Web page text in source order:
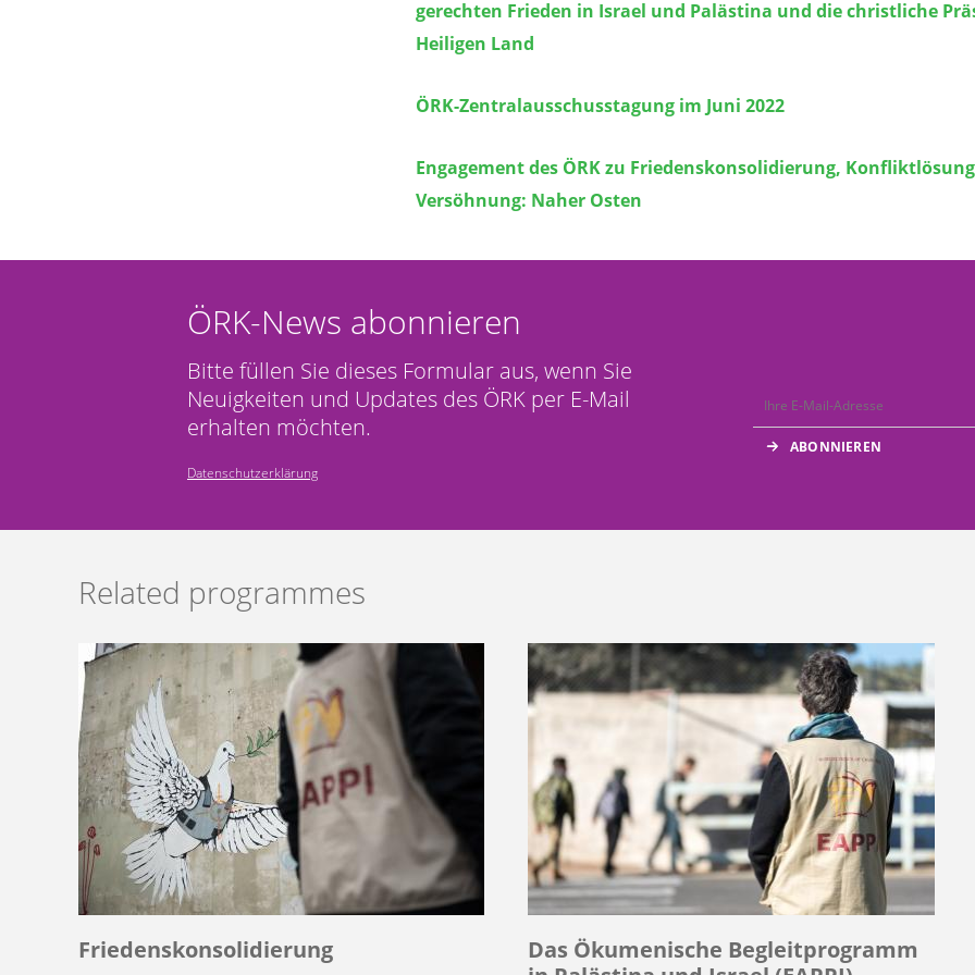
gerechten Frieden in Israel und Palästina und die christliche
Heiligen Land
ÖRK-Zentralausschusstagung im Juni 2022
Engagement des ÖRK zu Friedenskonsolidierung,
Versöhnung: Naher Osten
ÖRK-News abonnieren
Bitte füllen Sie dieses Formular aus, wenn Sie
Neuigkeiten und Updates des ÖRK per E-Mail
erhalten möchten.
Datenschutzerklärung
Related programmes
Friedenskonsolidierung
Das Ökumenische Begleitprogramm